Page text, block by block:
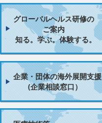
グローバルヘルス研修の
ご案内
知る。学ぶ。体験する。
企業・団体の海外展開支援
(企業相談窓口）